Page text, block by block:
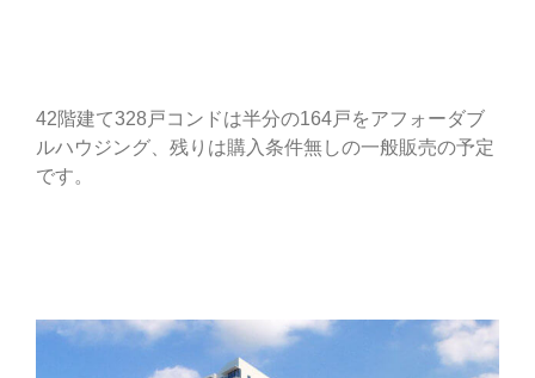
42階建て328戸コンドは半分の164戸をアフォーダブ
ルハウジング、残りは購入条件無しの一般販売の予定
です。